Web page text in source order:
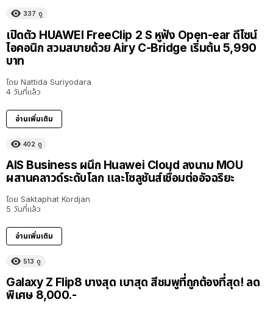
337 ดู
เปิดตัว HUAWEI FreeClip 2 S หูฟัง Open-ear ดีไซน์
ไอคอนิก สวมสบายด้วย Airy C-Bridge เริ่มต้น 5,990
บาท
โดย Nattida Suriyodara
4 วันที่แล้ว
อ่านเพิ่มเติม
402 ดู
AIS Business ผนึก Huawei Cloud ลงนาม MOU
ผสานคลาวด์ระดับโลก และโซลูชันส์เชื่อมต่ออัจฉริยะ
โดย Saktaphat Kordjan
5 วันที่แล้ว
อ่านเพิ่มเติม
513 ดู
Galaxy Z Flip8 บางสุด เบาสุด สีชมพูที่ถูกต้องที่สุด! ลด
พิเศษ 8,000.-